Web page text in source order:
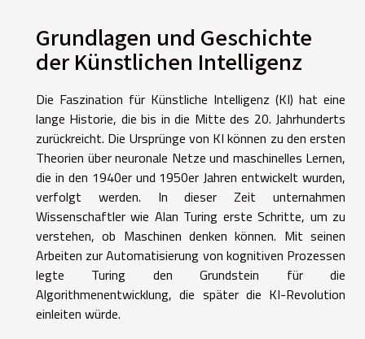
Grundlagen und Geschichte
der Künstlichen Intelligenz
Die Faszination für Künstliche Intelligenz (KI) hat eine
lange Historie, die bis in die Mitte des 20. Jahrhunderts
zurückreicht. Die Ursprünge von KI können zu den ersten
Theorien über neuronale Netze und maschinelles Lernen,
die in den 1940er und 1950er Jahren entwickelt wurden,
verfolgt werden. In dieser Zeit unternahmen
Wissenschaftler wie Alan Turing erste Schritte, um zu
verstehen, ob Maschinen denken können. Mit seinen
Arbeiten zur Automatisierung von kognitiven Prozessen
legte Turing den Grundstein für die
Algorithmenentwicklung, die später die KI-Revolution
einleiten würde.